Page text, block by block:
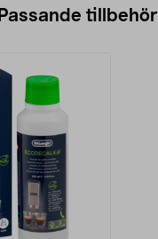
Passande tillbehör